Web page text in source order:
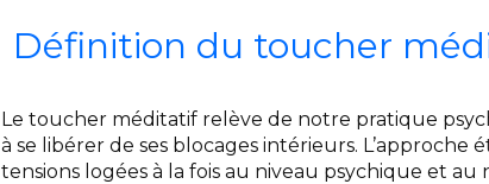
Définition du toucher
Le toucher méditatif relève de notre pratique
à se libérer de ses blocages intérieurs.
tensions logées à la fois au niveau psychique et